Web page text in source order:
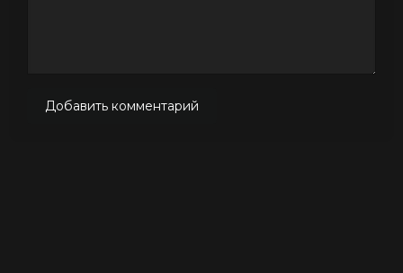
Добавить комментарий